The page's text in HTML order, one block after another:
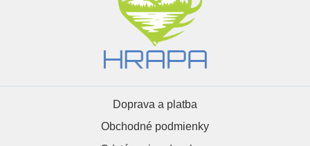
Doprava a platba
Obchodné podmienky